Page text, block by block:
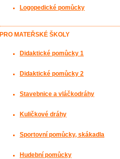
Logopedické pomůcky
PRO MATEŘSKÉ ŠKOLY
Didaktické pomůcky 1
Didaktické pomůcky 2
Stavebnice a vláčkodráhy
Kuličkové dráhy
Sportovní pomůcky, skákadla
Hudební pomůcky